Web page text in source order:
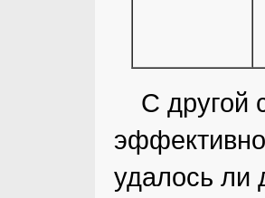
С другой
удалось ли